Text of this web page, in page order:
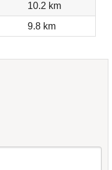
10.2 km
9.8 km